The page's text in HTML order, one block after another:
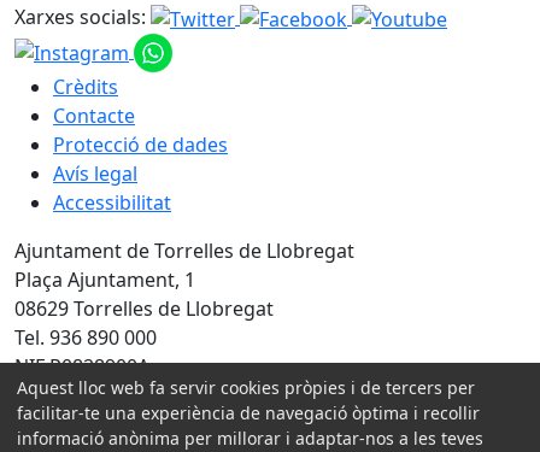
Xarxes socials:
Crèdits
Contacte
Protecció de dades
Avís legal
Accessibilitat
Ajuntament de Torrelles de Llobregat
Plaça Ajuntament, 1
08629 Torrelles de Llobregat
Tel. 936 890 000
NIF P0828900A
Amb la col·laboració de:
Aquest lloc web fa servir cookies pròpies i de tercers per
facilitar-te una experiència de navegació òptima i recollir
informació anònima per millorar i adaptar-nos a les teves